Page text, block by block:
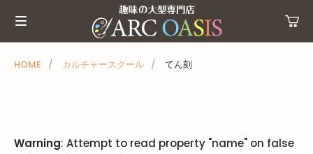
ュ
HOME カルチャースクール てん刻
Warning: Attempt to read property "name" on false